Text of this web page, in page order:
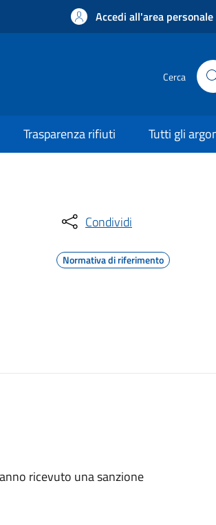
Accedi all'area personale
Cerca
Trasparenza rifiuti Tutti gli
Condividi
Normativa di riferimento
ricevuto una sanzione